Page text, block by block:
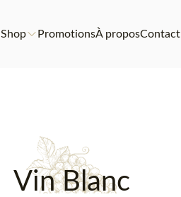
Shop PromotionsÀ proposContact
Vin Blanc